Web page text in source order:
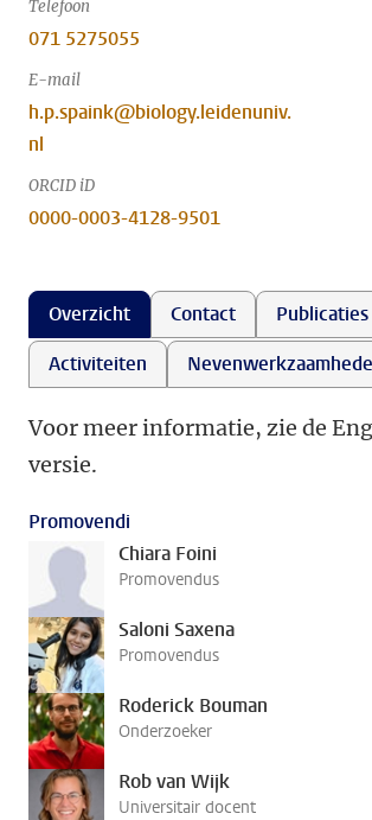
Telefoon
071 5275055
E-mail
h.p.spaink@biology.leidenuniv.
nl
ORCID iD
0000-0003-4128-9501
Overzicht Contact
Publicaties
Activiteiten
Voor meer informatie, zie de
versie.
Promovendi
Chiara Foini
Promovendus
Saloni Saxena
Promovendus
Roderick Bouman
Onderzoeker
Rob van Wijk
Universitair docent